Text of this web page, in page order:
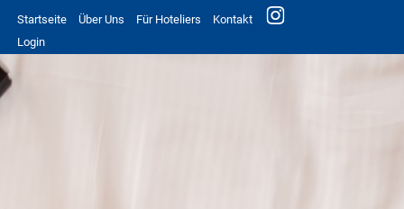
Startseite Über Uns Für Hoteliers
Kontakt
Login